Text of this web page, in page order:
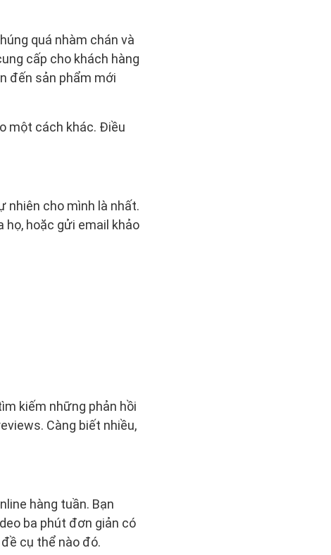
quá nhàm chán và
cấp cho khách hàng
đến sản phẩm mới
một cách khác. Điều
nhiên cho mình là nhất.
họ, hoặc gửi email khảo
kiếm những phản hồi
Càng biết nhiều,
hàng tuần. Bạn
ba phút đơn giản có
cụ thể nào đó.